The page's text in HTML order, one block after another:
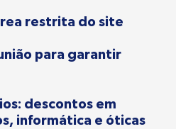
restrita do site
para garantir
descontos em
informática e óticas